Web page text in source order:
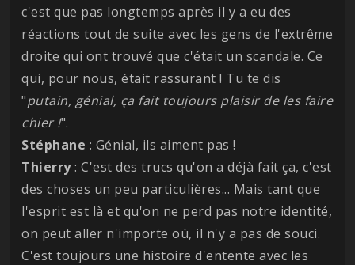
c'est que pas longtemps après il y a eu des
réactions tout de suite avec les gens de l'extrême
droite qui ont trouvé que c'était un scandale. Ce
qui, pour nous, était rassurant ! Tu te dis
"putain, génial, ça fait toujours plaisir de les faire
chier !".
Stéphane : Génial, ils aiment pas !
Thierry: C'est des trucs qu'on a déjà fait ça, c'est
des choses un peu particulières... Mais tant que
l'esprit est là et qu'on ne perd pas notre identité,
on peut aller n'importe où, il n'y a pas de souci.
C'est toujours une histoire d'entente avec les